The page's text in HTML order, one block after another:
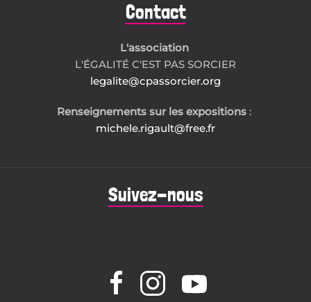
Contact
L'association
L'ÉGALITÉ C'EST PAS SORCIER
legalite@cpassorcier.org
Renseignements sur les expositions :
michele.rigault@free.fr
Suivez-nous